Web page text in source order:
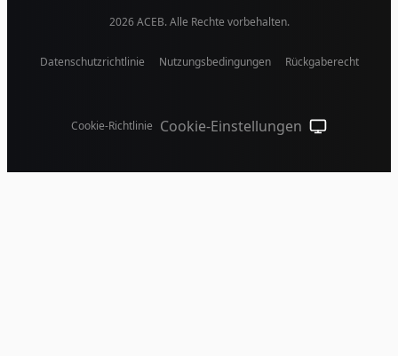
2026 ACEB. Alle Rechte vorbehalten.
Datenschutzrichtlinie Nutzungsbedingungen Rückgaberecht
Cookie-Richtlinie Cookie-Einstellungen System-